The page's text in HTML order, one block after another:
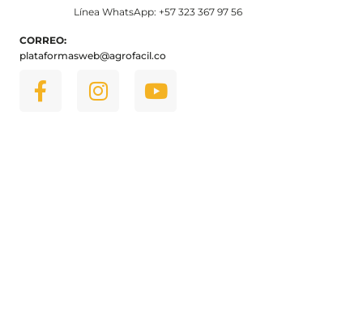
Línea WhatsApp: +57 323 367 97 56
CORREO:
plataformasweb@agrofacil.co